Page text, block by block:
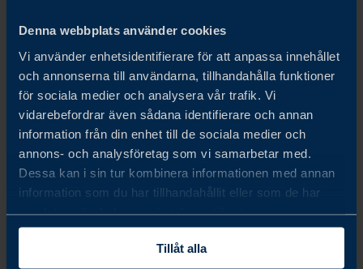
Denna webbplats använder cookies
Vi använder enhetsidentifierare för att anpassa innehållet
och annonserna till användarna, tillhandahålla funktioner
för sociala medier och analysera vår trafik. Vi
vidarebefordrar även sådana identifierare och annan
information från din enhet till de sociala medier och
annons- och analysföretag som vi samarbetar med.
Dessa kan i sin tur kombinera informationen med annan
information som du har tillhandahållit eller som de har
samlat in när du har använt deras tjänster.
Tillåt alla
enkäten representerar en bred variation av företag både
vad gäller storlek, bransch och erfarenhet.
Vi vill rikta ett varmt tack till alla företag som deltog och
delade med sig av sina insikter i årets undersökning. Team
Sweden är stolta över att bidra till att stärka de bilaterala
relationerna mellan Sverige och Malaysia samt att stödja